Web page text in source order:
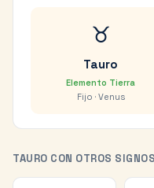
♉
Tauro
Elemento Tierra
Fijo · Venus
TAURO CON OTROS SIGNOS